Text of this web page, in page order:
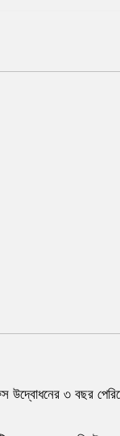
উদ্বোধনের ৩ বছর